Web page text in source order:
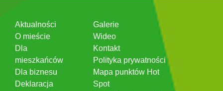
Aktualności
O mieście
Dla
mieszkańców
Dla biznesu
Deklaracja
Galerie
Wideo
Kontakt
Polityka prywatności
Mapa punktów Hot
Spot